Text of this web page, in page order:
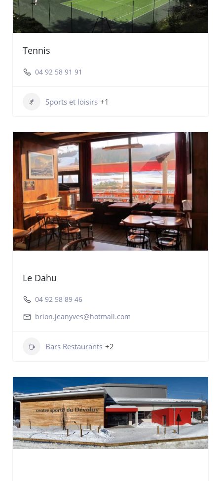
Tennis
04 92 58 91 91
Sports et loisirs +1
Le Dahu
04 92 58 89 46
brion.jeanyves@hotmail.com
Bars Restaurants +2